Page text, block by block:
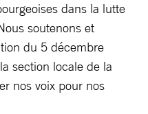
dans la lutte
soutenons et
du 5 décembre
section locale de la
nos voix pour nos